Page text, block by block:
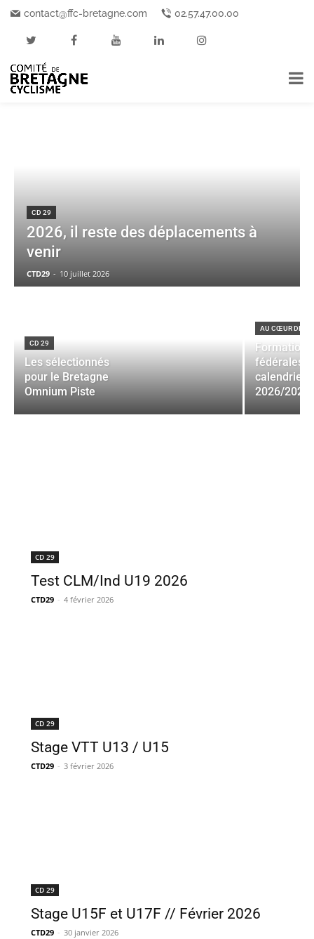
contact@ffc-bretagne.com 02.57.47.00.00
Comités départementaux CD 29
CD 29
CD 29
2026, il reste des déplacements à
venir
CTD29 - 10 juillet 2026
CD 29
Les sélectionnés
pour le Bretagne
Omnium Piste
AU CŒUR DE
Formations
fédérales :
calendrier
2026/2027
CD 29
Test CLM/Ind U19 2026
CTD29 - 4 février 2026
CD 29
Stage VTT U13 / U15
CTD29 - 3 février 2026
CD 29
Stage U15F et U17F // Février 2026
CTD29 - 30 janvier 2026